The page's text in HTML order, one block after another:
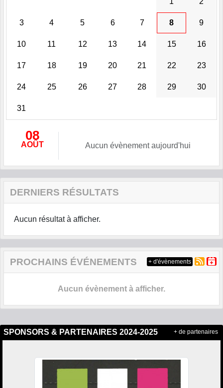
3 4 5 6 7 8 9
10 11 12 13 14 15 16
17 18 19 20 21 22 23
24 25 26 27 28 29 30
31
08
AOÛT Aucun évènement aujourd'hui
DERNIERS RÉSULTATS
Aucun résultat à afficher.
PROCHAINS ÉVÉNEMENTS
Aucun évènement à afficher.
+ d'évènements
SPONSORS & PARTENAIRES 2024-2025 + de partenaires